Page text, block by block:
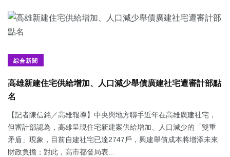
綜合新聞
高雄新建住宅供給增加、人口減少舉債廣建社宅遭審計部點
名
【記者陳信銘／高雄報導】中央與地方聯手近年在高雄廣建社宅，
但審計部認為，高雄呈現住宅新建案供給增加、人口減少的「雙重
矛盾」現象，目前自建社宅已達2747戶，興建舉債成本將增添未來
財政負擔；對此，高市都發局表...